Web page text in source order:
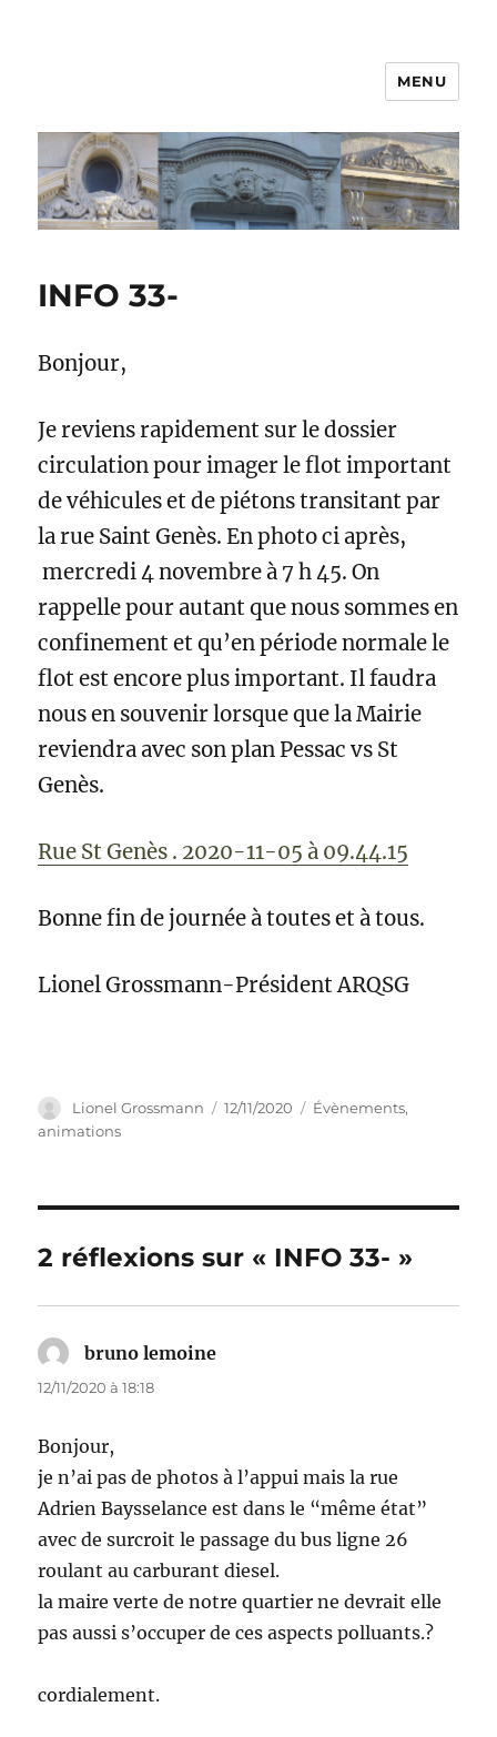
MENU
INFO 33-
Bonjour,
Je reviens rapidement sur le dossier
circulation pour imager le flot important
de véhicules et de piétons transitant par
la rue Saint Genès. En photo ci après,
mercredi 4 novembre à 7 h 45. On
rappelle pour autant que nous sommes en
confinement et qu’en période normale le
flot est encore plus important. Il faudra
nous en souvenir lorsque que la Mairie
reviendra avec son plan Pessac vs St
Genès.
Rue St Genès . 2020-11-05 à 09.44.15
Bonne fin de journée à toutes et à tous.
Lionel Grossmann-Président ARQSG
Auteur
Lionel Grossmann
Publié
12/11/2020 Catégories
Évènements,
animations
2 réflexions sur « INFO 33- »
bruno lemoine
12/11/2020 à 18:18
Bonjour,
je n’ai pas de photos à l’appui mais la rue
Adrien Baysselance est dans le “même état”
avec de surcroit le passage du bus ligne 26
roulant au carburant diesel.
la maire verte de notre quartier ne devrait elle
pas aussi s’occuper de ces aspects polluants.?
cordialement.